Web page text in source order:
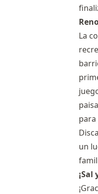
La
para
un
¡Sal